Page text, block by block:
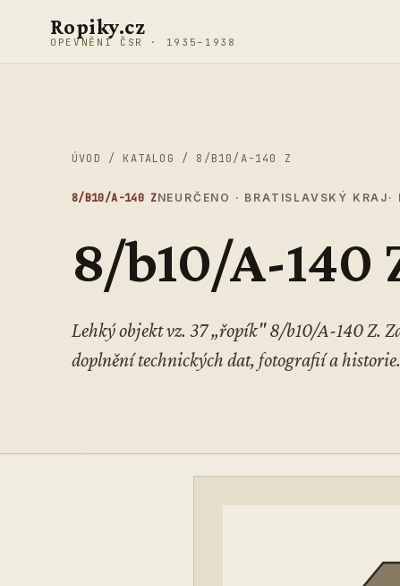
Ropiky.cz
OPEVNĚNÍ ČSR · 1935–1938
ÚVOD / KATALOG / 8/B10/A-140 Z
8/B10/A-140 ZNEURČENO · BRATISLAVSKÝ KRAJ ·
8/b10/A-140
Lehký objekt vz. 37 „řopík" 8/b10/A-140 Z.
doplnění technických dat, fotografií a historie.